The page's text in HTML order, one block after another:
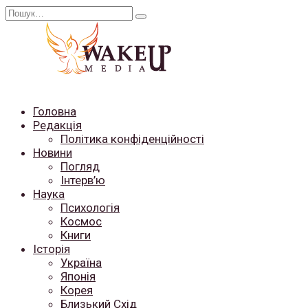
Перейти
Search
Головна
Редакція
Політика конфіденційності
Новини
Погляд
Інтерв’ю
Наука
Психологія
Космос
Книги
Історія
Україна
Японія
Корея
Близький Схід